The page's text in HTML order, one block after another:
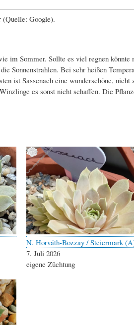
(Quelle: Google).
Sommer. Sollte es viel regnen könnte
Sonnenstrahlen. Bei sehr heißen
ist Sassenach eine wunderschöne,
es sonst nicht schaffen. Die
N. Horváth-Bozzay / Steiermark
7. Juli 2026
eigene Züchtung